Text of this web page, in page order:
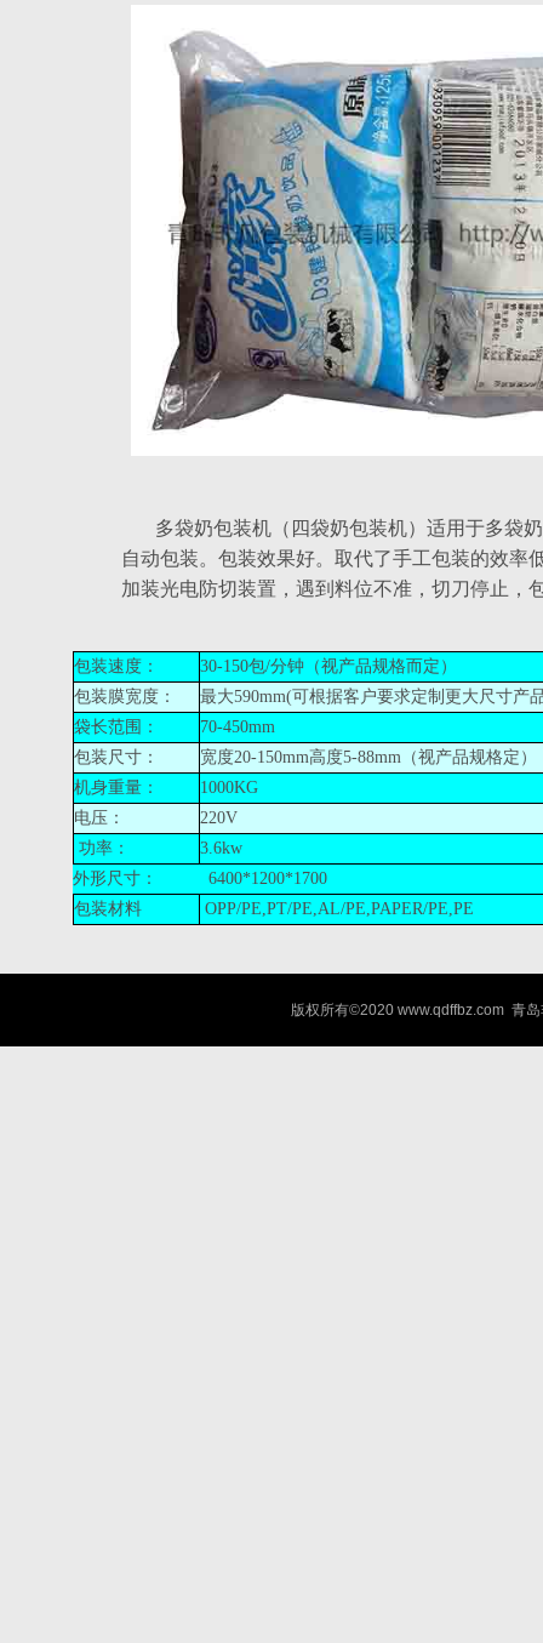
多袋奶包装机（四袋奶包装机）适用于多袋奶
自动包装。包装效果好。取代了手工包装的效率
加装光电防切装置，遇到料位不准，切刀停止，
包装速度： 30-150包/分钟（视产品规格而定）
包装膜宽度：
最大590mm(可根据客户要求定制更大尺寸产
袋长范围：
70-450mm
包装尺寸：
宽度20-150mm高度5-88mm （视产品规格定）
机身重量：
1000KG
电压：
220V
功率：
3.6kw
外形尺寸：
6400*1200*1700
包装材料
OPP/PE,PT/PE,AL/PE,PAPER/PE,PE
版权所有©2020 www.qdffbz.com 青